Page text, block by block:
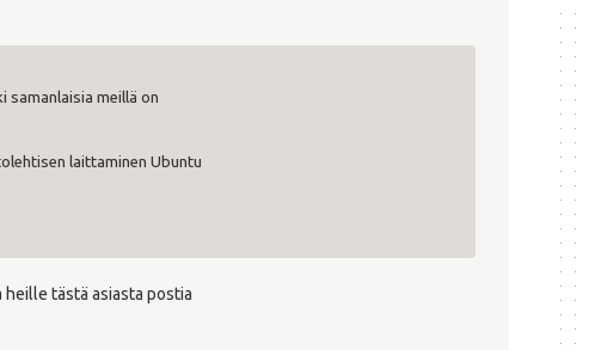
samanlaisia meillä on
laittaminen Ubuntu
tästä asiasta postia